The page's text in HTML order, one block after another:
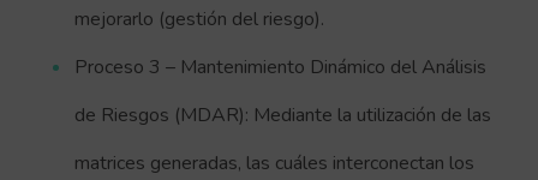
mejorarlo (gestión del riesgo).
Proceso 3 – Mantenimiento Dinámico del Análisis
de Riesgos (MDAR): Mediante la utilización de las
matrices generadas, las cuáles interconectan los